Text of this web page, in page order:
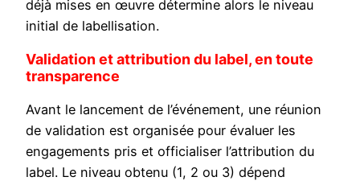
déjà mises en œuvre détermine alors le niveau
initial de labellisation.
Validation et attribution du label, en toute
transparence
Avant le lancement de l’événement, une réunion
de validation est organisée pour évaluer les
engagements pris et officialiser l’attribution du
label. Le niveau obtenu (1, 2 ou 3) dépend